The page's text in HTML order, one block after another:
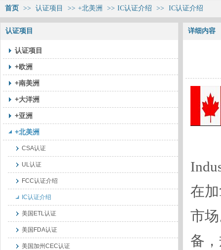
首页 >> 认证项目 >> +北美洲 >> IC认证介绍 >> IC认证介绍
认证项目
认证项目
+欧洲
+南美洲
+大洋洲
+亚洲
+北美洲
CSA认证
UL认证
FCC认证介绍
IC认证介绍
美国ETL认证
美国FDA认证
美国加州CEC认证
详细内容
在
市
备